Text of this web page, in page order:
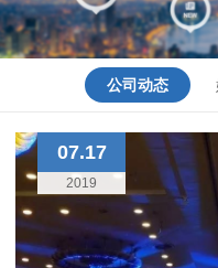
公司动态
07.17
2019